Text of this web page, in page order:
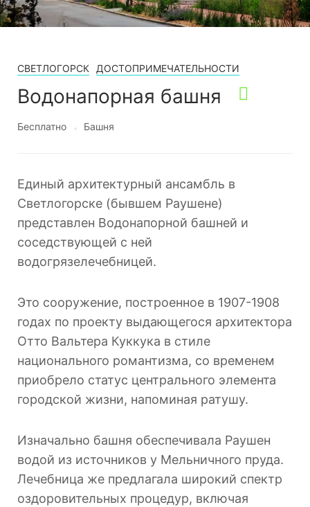
СВЕТЛОГОРСК ДОСТОПРИМЕЧАТЕЛЬНОСТИ
Водонапорная башня
Бесплатно Башня
Единый архитектурный ансамбль в
Светлогорске (бывшем Раушене)
представлен Водонапорной башней и
соседствующей с ней
водогрязелечебницей.
Это сооружение, построенное в 1907-1908
годах по проекту выдающегося архитектора
Отто Вальтера Куккука в стиле
национального романтизма, со временем
приобрело статус центрального элемента
городской жизни, напоминая ратушу.
Изначально башня обеспечивала Раушен
водой из источников у Мельничного пруда.
Лечебница же предлагала широкий спектр
оздоровительных процедур, включая